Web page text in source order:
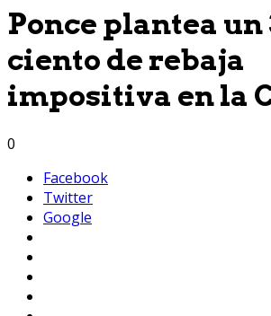
Ponce plantea un
ciento de rebaja
impositiva en la
0
Facebook
Twitter
Google